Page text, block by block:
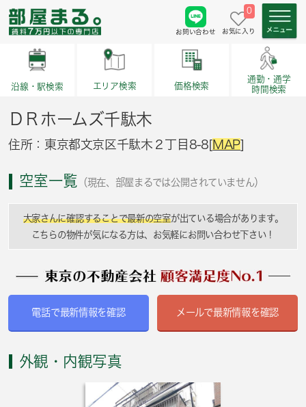
お問い合わせ
0
お気に入り
沿線・駅検索 エリア検索 価格検索
通勤・通学
時間検索
ＤＲホームズ千駄木
住所：東京都文京区千駄木２丁目8-8[MAP]
空室一覧 （現在、部屋まるでは公開されていません）
大家さんに確認することで最新の空室が出ている場合があります。
こちらの物件が気になる方は、お気軽にお問い合わせ下さい！
電話で最新情報を確認 メールで最新情報を確認
外観・内観写真